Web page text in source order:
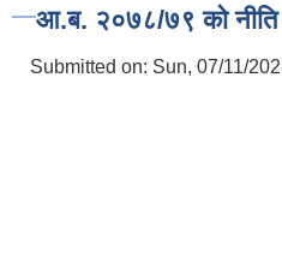
आ.ब. २०७८/७९ को नीति
Submitted on: Sun, 07/11/